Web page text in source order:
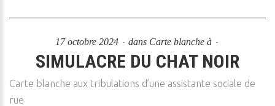
17 octobre 2024 dans Carte blanche à
SIMULACRE DU CHAT NOIR
Carte blanche aux tribulations d’une assistante sociale de
rue